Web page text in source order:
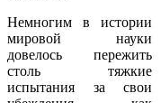
Немногим в истории
мировой науки
довелось пережить
столь тяжкие
испытания за свои